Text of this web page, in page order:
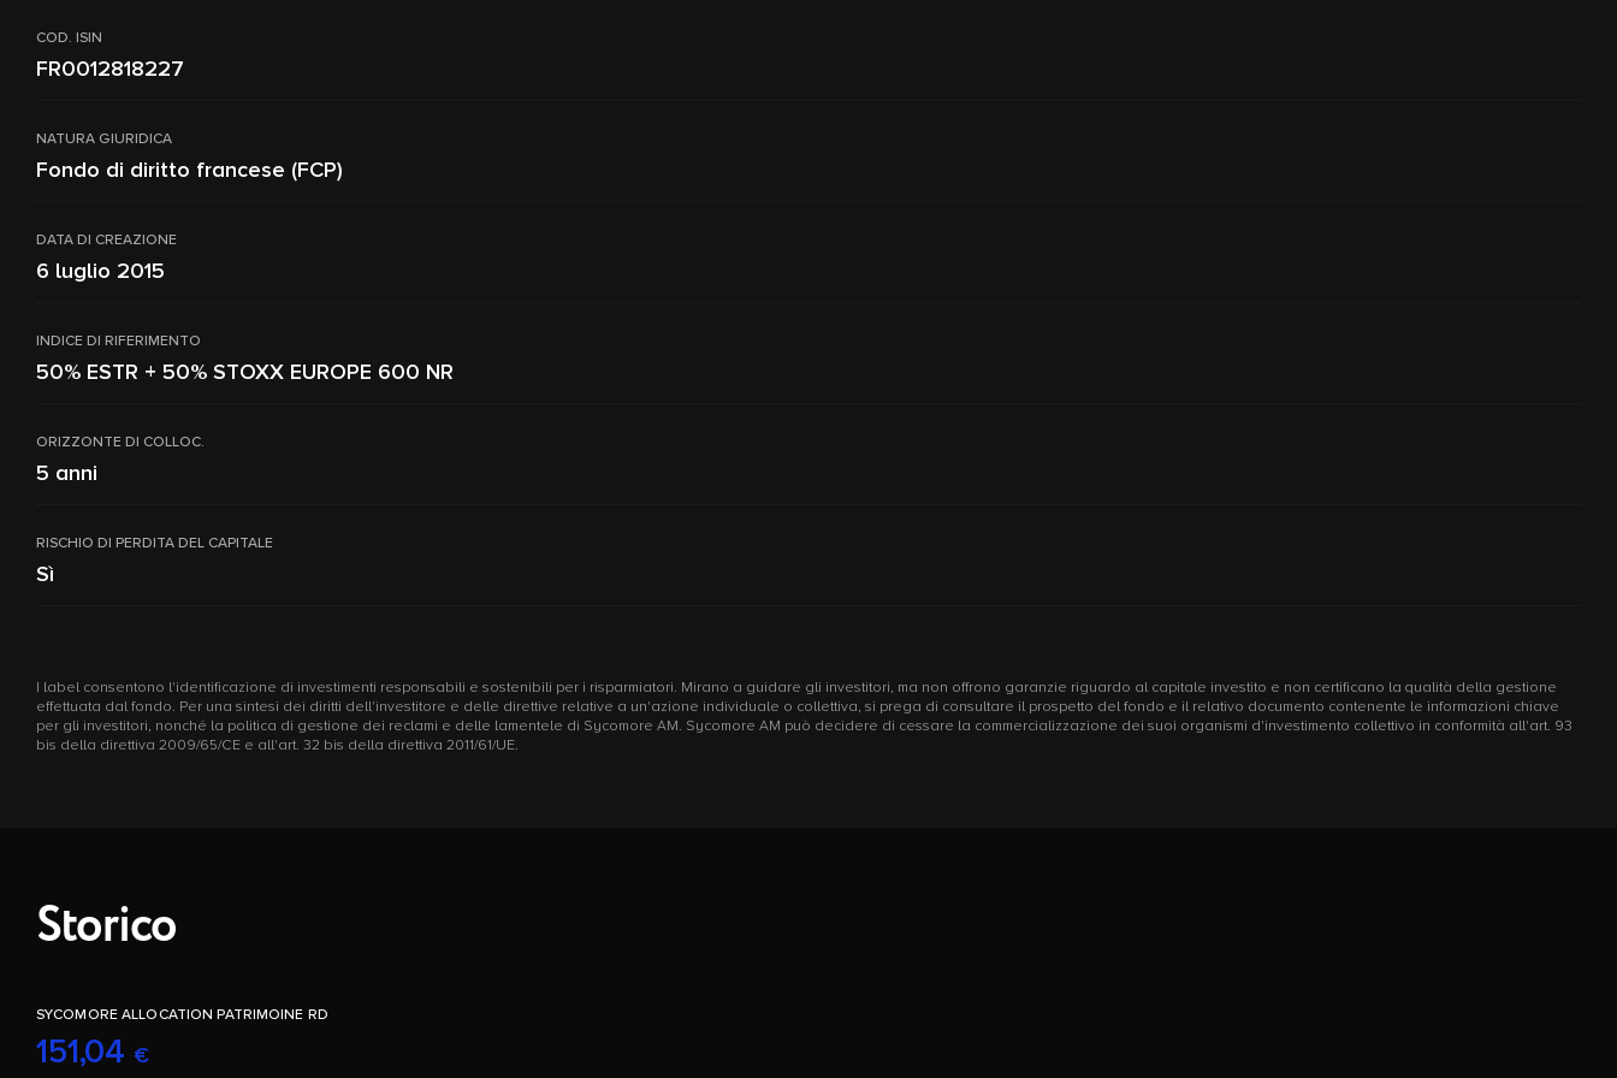
COD. ISIN
FR0012818227
NATURA GIURIDICA
Fondo di diritto francese (FCP)
DATA DI CREAZIONE
6 luglio 2015
INDICE DI RIFERIMENTO
50% ESTR + 50% STOXX EUROPE 600 NR
ORIZZONTE DI COLLOC.
5 anni
RISCHIO DI PERDITA DEL CAPITALE
Sì
I label consentono l'identificazione di investimenti responsabili e sostenibili per i risparmiatori. Mirano a guidare gli investitori, ma non offrono garanzie riguardo al capitale investito e non certificano la qualità della gestione
effettuata dal fondo. Per una sintesi dei diritti dell'investitore e delle direttive relative a un'azione individuale o collettiva, si prega di consultare il prospetto del fondo e il relativo documento contenente le informazioni chiave
per gli investitori, nonché la politica di gestione dei reclami e delle lamentele di Sycomore AM. Sycomore AM può decidere di cessare la commercializzazione dei suoi organismi d'investimento collettivo in conformità all'art. 93
bis della direttiva 2009/65/CE e all'art. 32 bis della direttiva 2011/61/UE.
Storico
SYCOMORE ALLOCATION PATRIMOINE RD
151,04 €